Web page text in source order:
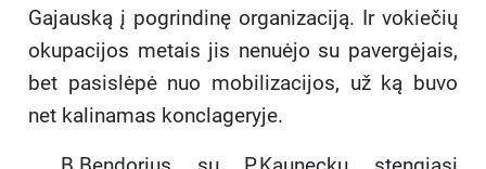
Gajauską į pogrindinę organizaciją. Ir vokiečių
okupacijos metais jis nenuėjo su pavergėjais,
bet pasislėpė nuo mobilizacijos, už ką buvo
net kalinamas konclageryje.